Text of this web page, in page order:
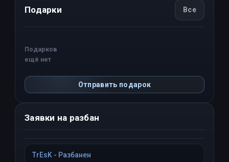
Подарки Все
Подарков
ещё нет
Отправить подарок
Заявки на разбан
TrEsK - Разбанен